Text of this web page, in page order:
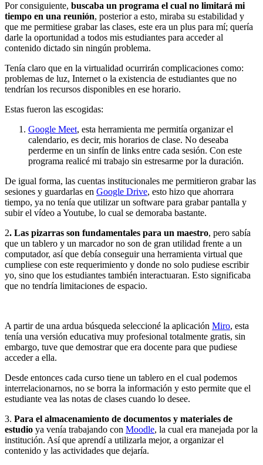
Por consiguiente, buscaba un programa el cual no limitará mi
tiempo en una reunión, posterior a esto, miraba su estabilidad y
que me permitiese grabar las clases, este era un plus para mí; quería
darle la oportunidad a todos mis estudiantes para acceder al
contenido dictado sin ningún problema.
Tenía claro que en la virtualidad ocurrirán complicaciones como:
problemas de luz, Internet o la existencia de estudiantes que no
tendrían los recursos disponibles en ese horario.
Estas fueron las escogidas:
Google Meet, esta herramienta me permitía organizar el
calendario, es decir, mis horarios de clase. No deseaba
perderme en un sinfín de links entre cada sesión. Con este
programa realicé mi trabajo sin estresarme por la duración.
De igual forma, las cuentas institucionales me permitieron grabar las
sesiones y guardarlas en Google Drive, esto hizo que ahorrara
tiempo, ya no tenía que utilizar un software para grabar pantalla y
subir el vídeo a Youtube, lo cual se demoraba bastante.
2. Las pizarras son fundamentales para un maestro, pero sabía
que un tablero y un marcador no son de gran utilidad frente a un
computador, así que debía conseguir una herramienta virtual que
cumpliese con este requerimiento y donde no solo pudiese escribir
yo, sino que los estudiantes también interactuaran. Esto significaba
que no tendría limitaciones de espacio.
A partir de una ardua búsqueda seleccioné la aplicación Miro, esta
tenía una versión educativa muy profesional totalmente gratis, sin
embargo, tuve que demostrar que era docente para que pudiese
acceder a ella.
Desde entonces cada curso tiene un tablero en el cual podemos
interrelacionarnos, no se borra la información y esto permite que el
estudiante vea las notas de clases cuando lo desee.
3. Para el almacenamiento de documentos y materiales de
estudio ya venía trabajando con Moodle, la cual era manejada por la
institución. Así que aprendí a utilizarla mejor, a organizar el
contenido y las actividades que dejaría.